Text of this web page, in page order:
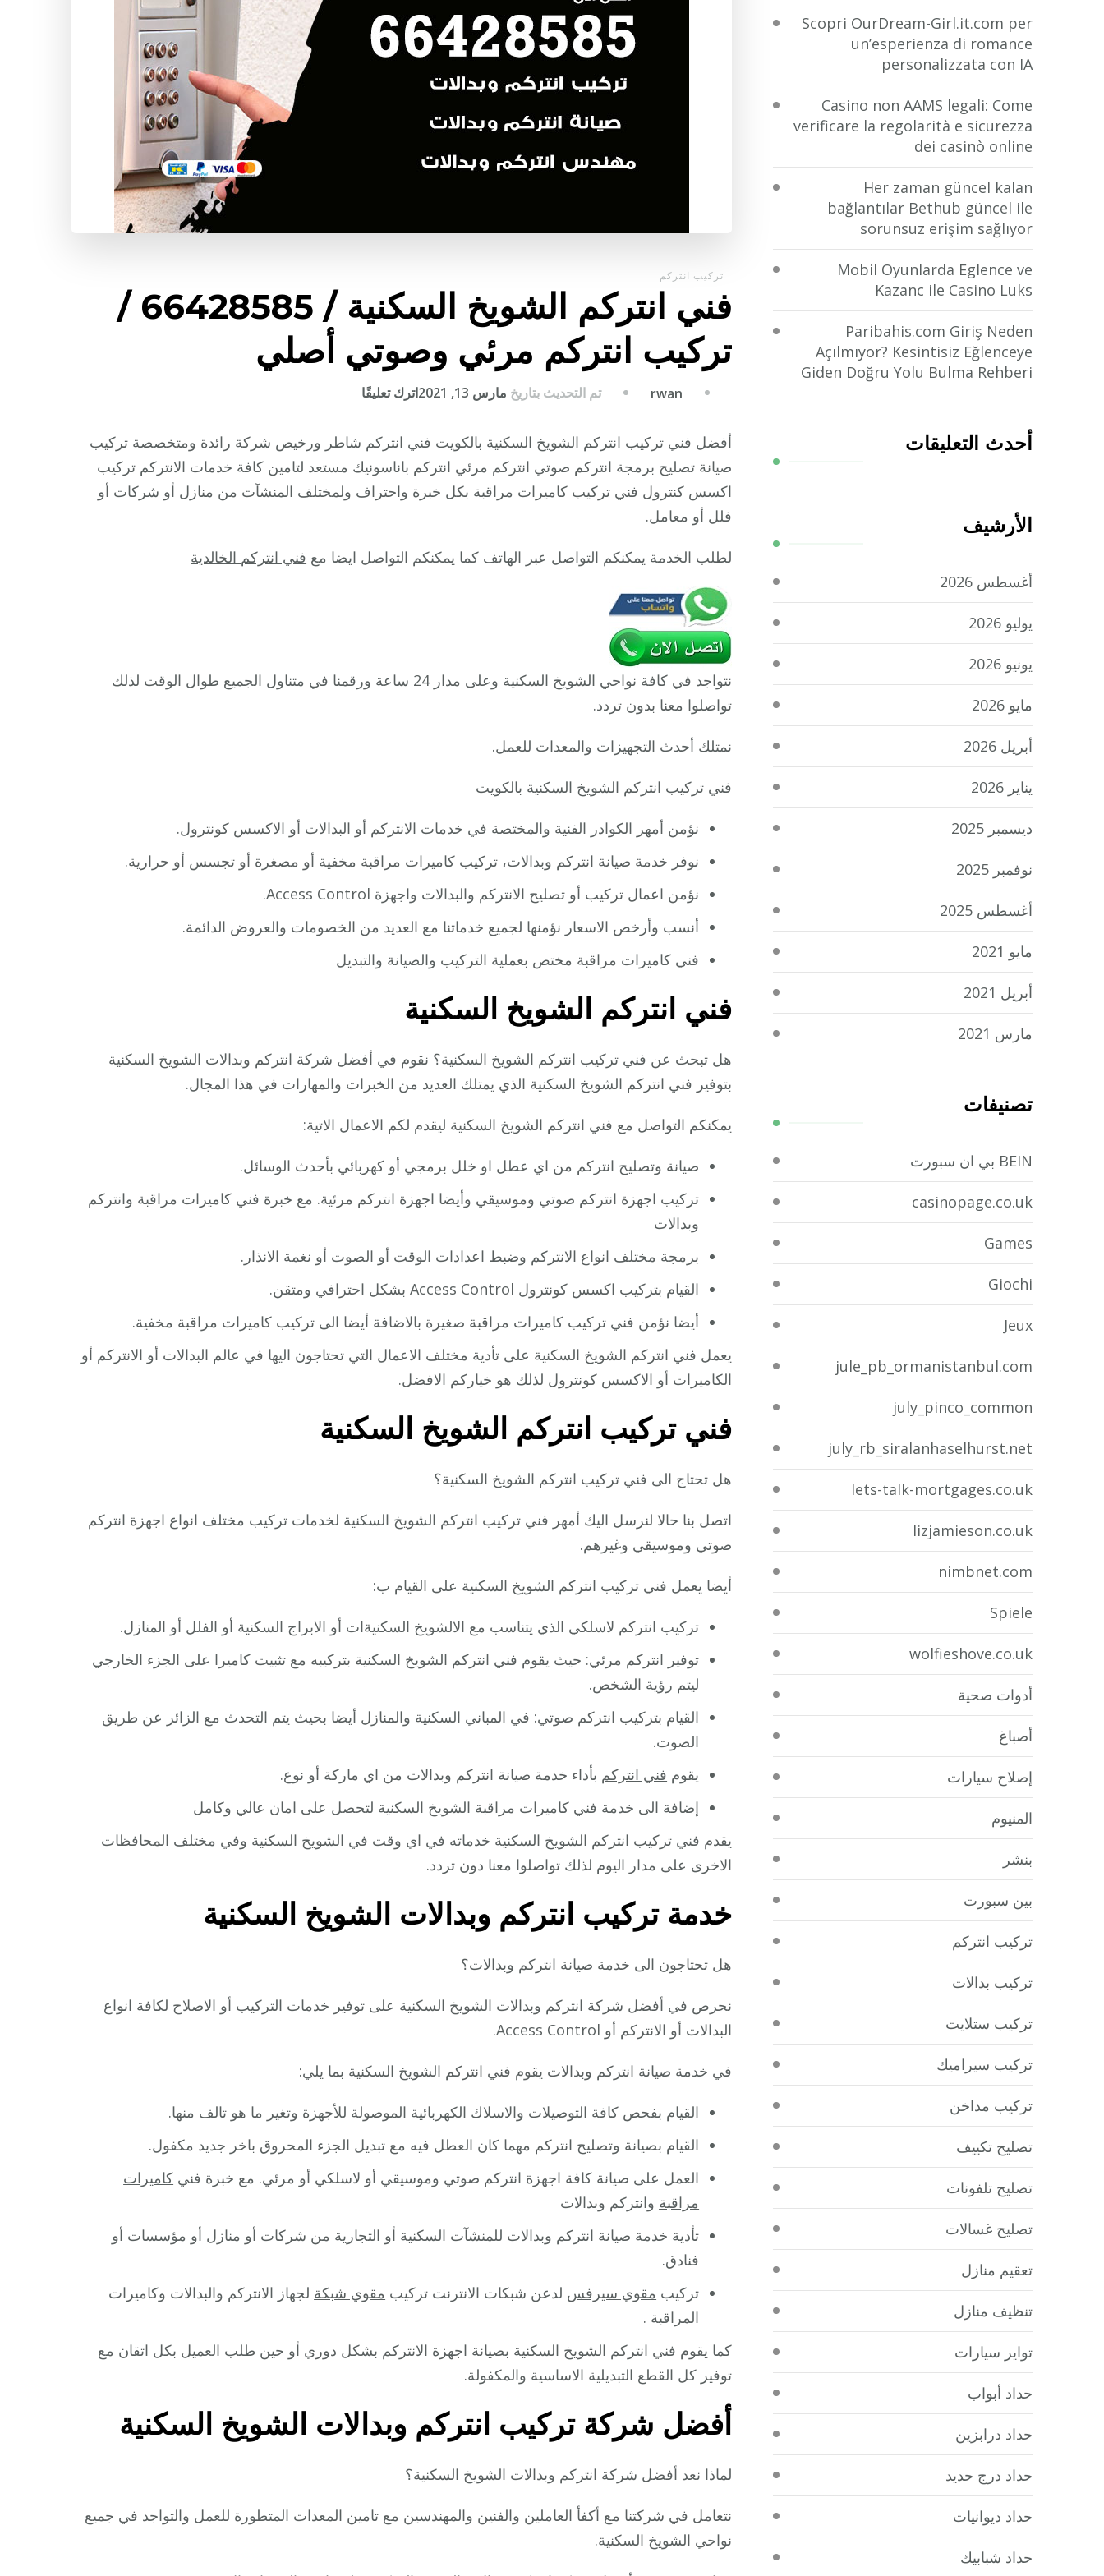
تركيب انتركم
فني انتركم الشويخ السكنية / 66428585 /
تركيب انتركم مرئي وصوتي أصلي
rwan تم التحديث بتاريخ مارس 13, 2021 اترك تعليقًا
انتركم
الشويخ
/
تركيب
أفضل فني تركيب انتركم الشويخ السكنية بالكويت فني انتركم شاطر ورخيص شركة رائدة ومتخصصة تركيب
صيانة تصليح برمجة انتركم صوتي انتركم مرئي انتركم باناسونيك مستعد لتامين كافة خدمات الانتركم تركيب
اكسس كنترول فني تركيب كاميرات مراقبة بكل خبرة واحتراف ولمختلف المنشآت من منازل أو شركات أو
فلل أو معامل.
لطلب الخدمة يمكنكم التواصل عبر الهاتف كما يمكنكم التواصل ايضا مع فني انتركم الخالدية
نتواجد في كافة نواحي الشويخ السكنية وعلى مدار 24 ساعة ورقمنا في متناول الجميع طوال الوقت لذلك
تواصلوا معنا بدون تردد.
نمتلك أحدث التجهيزات والمعدات للعمل.
فني تركيب انتركم الشويخ السكنية بالكويت
نؤمن أمهر الكوادر الفنية والمختصة في خدمات الانتركم أو البدالات أو الاكسس كونترول.
نوفر خدمة صيانة انتركم وبدالات، تركيب كاميرات مراقبة مخفية أو مصغرة أو تجسس أو حرارية.
نؤمن اعمال تركيب أو تصليح الانتركم والبدالات واجهزة Access Control.
أنسب وأرخص الاسعار نؤمنها لجميع خدماتنا مع العديد من الخصومات والعروض الدائمة.
فني كاميرات مراقبة مختص بعملية التركيب والصيانة والتبديل
فني انتركم الشويخ السكنية
هل تبحث عن فني تركيب انتركم الشويخ السكنية؟ نقوم في أفضل شركة انتركم وبدالات الشويخ السكنية
بتوفير فني انتركم الشويخ السكنية الذي يمتلك العديد من الخبرات والمهارات في هذا المجال.
يمكنكم التواصل مع فني انتركم الشويخ السكنية ليقدم لكم الاعمال الاتية:
صيانة وتصليح انتركم من اي عطل او خلل برمجي أو كهربائي بأحدث الوسائل.
تركيب اجهزة انتركم صوتي وموسيقي وأيضا اجهزة انتركم مرئية. مع خبرة فني كاميرات مراقبة وانتركم
وبدالات
برمجة مختلف انواع الانتركم وضبط اعدادات الوقت أو الصوت أو نغمة الانذار.
القيام بتركيب اكسس كونترول Access Control بشكل احترافي ومتقن.
أيضا نؤمن فني تركيب كاميرات مراقبة صغيرة بالاضافة أيضا الى تركيب كاميرات مراقبة مخفية.
يعمل فني انتركم الشويخ السكنية على تأدية مختلف الاعمال التي تحتاجون اليها في عالم البدالات أو الانتركم أو
الكاميرات أو الاكسس كونترول لذلك هو خياركم الافضل.
فني تركيب انتركم الشويخ السكنية
هل تحتاج الى فني تركيب انتركم الشويخ السكنية؟
اتصل بنا حالا لنرسل اليك أمهر فني تركيب انتركم الشويخ السكنية لخدمات تركيب مختلف انواع اجهزة انتركم
صوتي وموسيقي وغيرهم.
أيضا يعمل فني تركيب انتركم الشويخ السكنية على القيام ب:
تركيب انتركم لاسلكي الذي يتناسب مع الالشويخ السكنيةات أو الابراج السكنية أو الفلل أو المنازل.
توفير انتركم مرئي: حيث يقوم فني انتركم الشويخ السكنية بتركيبه مع تثبيت كاميرا على الجزء الخارجي
ليتم رؤية الشخص.
القيام بتركيب انتركم صوتي: في المباني السكنية والمنازل أيضا بحيث يتم التحدث مع الزائر عن طريق
الصوت.
يقوم فني انتركم بأداء خدمة صيانة انتركم وبدالات من اي ماركة أو نوع.
إضافة الى خدمة فني كاميرات مراقبة الشويخ السكنية لتحصل على امان عالي وكامل
يقدم فني تركيب انتركم الشويخ السكنية خدماته في اي وقت في الشويخ السكنية وفي مختلف المحافظات
الاخرى على مدار اليوم لذلك تواصلوا معنا دون تردد.
خدمة تركيب انتركم وبدالات الشويخ السكنية
هل تحتاجون الى خدمة صيانة انتركم وبدالات؟
نحرص في أفضل شركة انتركم وبدالات الشويخ السكنية على توفير خدمات التركيب أو الاصلاح لكافة انواع
البدالات أو الانتركم أو Access Control.
في خدمة صيانة انتركم وبدالات يقوم فني انتركم الشويخ السكنية بما يلي:
القيام بفحص كافة التوصيلات والاسلاك الكهربائية الموصولة للأجهزة وتغير ما هو تالف منها.
القيام بصيانة وتصليح انتركم مهما كان العطل فيه مع تبديل الجزء المحروق باخر جديد مكفول.
العمل على صيانة كافة اجهزة انتركم صوتي وموسيقي أو لاسلكي أو مرئي. مع خبرة فني كاميرات
مراقبة وانتركم وبدالات
تأدية خدمة صيانة انتركم وبدالات للمنشآت السكنية أو التجارية من شركات أو منازل أو مؤسسات أو
فنادق.
تركيب مقوي سيرفس لدعن شبكات الانترنت تركيب مقوي شبكة لجهاز الانتركم والبدالات وكاميرات
المراقبة .
كما يقوم فني انتركم الشويخ السكنية بصيانة اجهزة الانتركم بشكل دوري أو حين طلب العميل بكل اتقان مع
توفير كل القطع التبديلية الاساسية والمكفولة.
أفضل شركة تركيب انتركم وبدالات الشويخ السكنية
لماذا نعد أفضل شركة انتركم وبدالات الشويخ السكنية؟
نتعامل في شركتنا مع أكفأ العاملين والفنين والمهندسين مع تامين المعدات المتطورة للعمل والتواجد في جميع
نواحي الشويخ السكنية.
Scopri OurDream-Girl.it.com per
un’esperienza di romance
personalizzata con IA
Casino non AAMS legali: Come
verificare la regolarità e sicurezza
dei casinò online
Her zaman güncel kalan
bağlantılar Bethub güncel ile
sorunsuz erişim sağlıyor
Mobil Oyunlarda Eglence ve
Kazanc ile Casino Luks
Paribahis.com Giriş Neden
Açılmıyor? Kesintisiz Eğlenceye
Giden Doğru Yolu Bulma Rehberi
أحدث التعليقات
الأرشيف
أغسطس 2026
يوليو 2026
يونيو 2026
مايو 2026
أبريل 2026
يناير 2026
ديسمبر 2025
نوفمبر 2025
أغسطس 2025
مايو 2021
أبريل 2021
مارس 2021
تصنيفات
BEIN بي ان سبورت
casinopage.co.uk
Games
Giochi
Jeux
jule_pb_ormanistanbul.com
july_pinco_common
july_rb_siralanhaselhurst.net
lets-talk-mortgages.co.uk
lizjamieson.co.uk
nimbnet.com
Spiele
wolfieshove.co.uk
أدوات صحية
أصباغ
إصلاح سيارات
المنيوم
بنشر
بين سبورت
تركيب انتركم
تركيب بدالات
تركيب ستلايت
تركيب سيراميك
تركيب مداخن
تصليح تكييف
تصليح تلفونات
تصليح غسالات
تعقيم منازل
تنظيف منازل
تواير سيارات
حداد أبواب
حداد درابزين
حداد درج حديد
حداد ديوانيات
حداد شبابيك